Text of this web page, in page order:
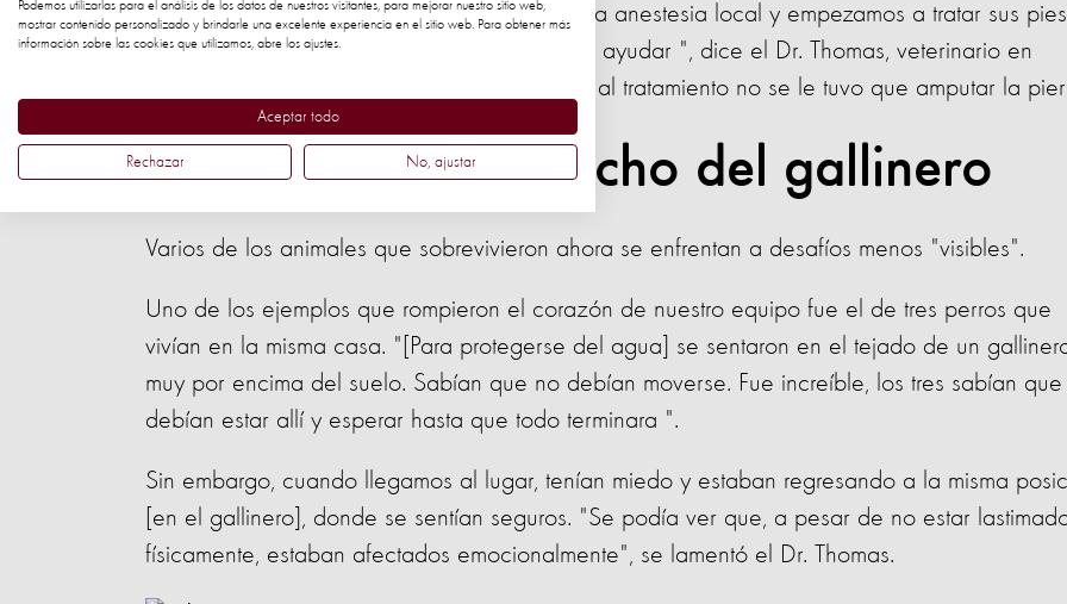
"Sólo se calmó después que le aplicamos una anestesia local y empezamos a tratar sus
Se dio cuenta de que estábamos tratando de ayudar ", dice el Dr. Thomas, veterinario en
campo de World Animal Protection. Gracias al tratamiento no se le tuvo que amputar la
Tres perros en el techo del gallinero
Varios de los animales que sobrevivieron ahora se enfrentan a desafíos menos "visibles".
Uno de los ejemplos que rompieron el corazón de nuestro equipo fue el de tres perros que
vivían en la misma casa. "[Para protegerse del agua] se sentaron en el tejado de un
muy por encima del suelo. Sabían que no debían moverse. Fue increíble, los tres sabían que
debían estar allí y esperar hasta que todo terminara ".
Sin embargo, cuando llegamos al lugar, tenían miedo y estaban regresando a la misma
[en el gallinero], donde se sentían seguros. "Se podía ver que, a pesar de no estar
físicamente, estaban afectados emocionalmente", se lamentó el Dr. Thomas.
Podemos utilizarlas para el análisis de los datos de nuestros visitantes, para mejorar nuestro sitio web,
mostrar contenido personalizado y brindarle una excelente experiencia en el sitio web. Para obtener más
información sobre las cookies que utilizamos, abre los ajustes.
Aceptar todo
Rechazar No, ajustar